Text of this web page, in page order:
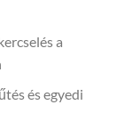
a
és egyedi